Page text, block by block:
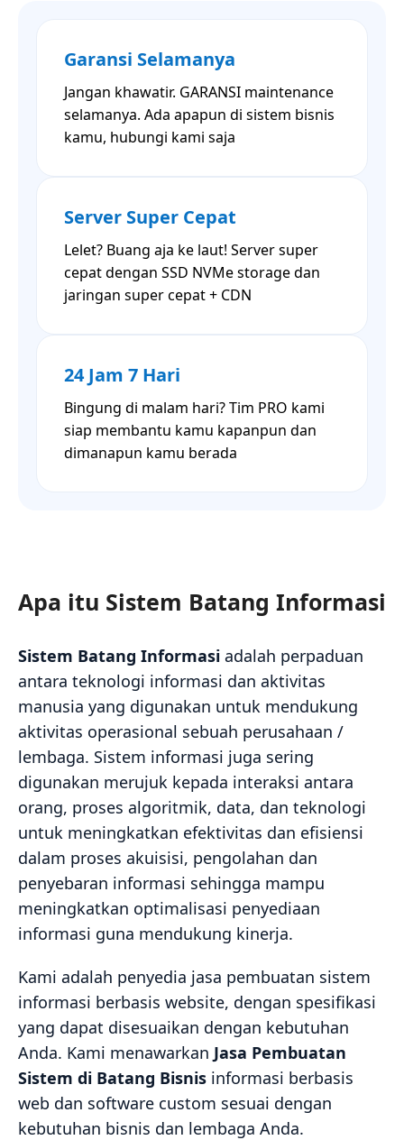
Garansi Selamanya
Jangan khawatir. GARANSI maintenance
selamanya. Ada apapun di sistem bisnis
kamu, hubungi kami saja
Server Super Cepat
Lelet? Buang aja ke laut! Server super
cepat dengan SSD NVMe storage dan
jaringan super cepat + CDN
24 Jam 7 Hari
Bingung di malam hari? Tim PRO kami
siap membantu kamu kapanpun dan
dimanapun kamu berada
Apa itu Sistem Batang Informasi
Sistem Batang Informasi adalah perpaduan
antara teknologi informasi dan aktivitas
manusia yang digunakan untuk mendukung
aktivitas operasional sebuah perusahaan /
lembaga. Sistem informasi juga sering
digunakan merujuk kepada interaksi antara
orang, proses algoritmik, data, dan teknologi
untuk meningkatkan efektivitas dan efisiensi
dalam proses akuisisi, pengolahan dan
penyebaran informasi sehingga mampu
meningkatkan optimalisasi penyediaan
informasi guna mendukung kinerja.
Kami adalah penyedia jasa pembuatan sistem
informasi berbasis website, dengan spesifikasi
yang dapat disesuaikan dengan kebutuhan
Anda. Kami menawarkan Jasa Pembuatan
Sistem di Batang Bisnis informasi berbasis
web dan software custom sesuai dengan
kebutuhan bisnis dan lembaga Anda.